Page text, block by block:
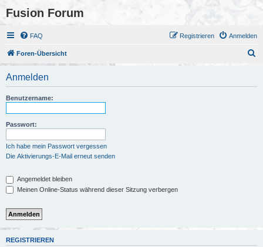
Fusion Forum
FAQ Anmelden
Registrieren
Foren-Übersicht
Anmelden
Benutzername:
Passwort:
Ich habe mein Passwort vergessen
Die Aktivierungs-E-Mail erneut senden
Angemeldet bleiben
Meinen Online-Status während dieser Sitzung verbergen
REGISTRIEREN